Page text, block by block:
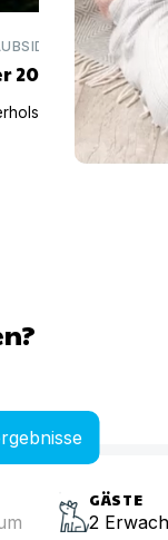
MIT HUND
200
Urlaubstage
GÄSTE
2